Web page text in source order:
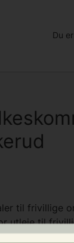
Du
til frivillige
utleie til
og